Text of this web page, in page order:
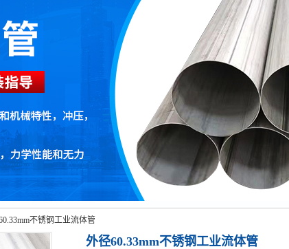
不锈钢工业流体管
外径60.33mm不锈钢工业流体管